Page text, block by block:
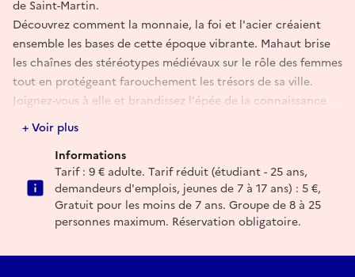
de Saint-Martin.
Découvrez comment la monnaie, la foi et l'acier créaient
ensemble les bases de cette époque vibrante. Mahaut brise
les chaînes des stéréotypes médiévaux sur le rôle des femmes
tout en protégeant farouchement les trésors de sa ville.
Joignez-vous à elle et brandissez l'épée de la connaissance
en parcourant les rues médiévales de Tours !
La visite d'1h30 est menée en costume d'époque pour une
immersion au coeur de l'histoire. Pour adultes et enfants de
+ 7 ans.
Départ Jardin Saint Pierre le Puellier, Tours.
+ Voir plus
Informations
Tarif : 9 € adulte. Tarif réduit (étudiant - 25 ans,
demandeurs d'emplois, jeunes de 7 à 17 ans) : 5 €,
Gratuit pour les moins de 7 ans. Groupe de 8 à 25
personnes maximum. Réservation obligatoire.